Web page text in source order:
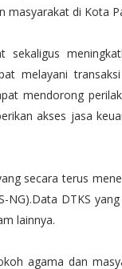
masyarakat di Kota
sekaligus
melayani
mendorong
akses jasa
secara terus
DTKS
lainnya.
agama dan